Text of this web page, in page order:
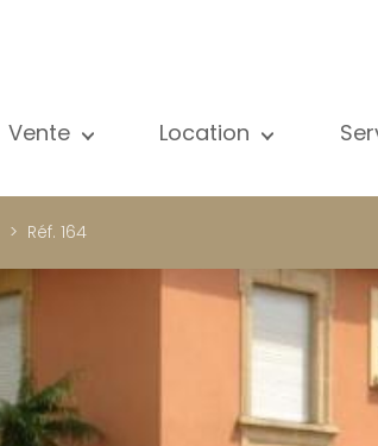
Vente
Projets neufs
International
Immeuble de rapport
Location
Propriétés de luxe
International
Commerce
Réf. 164